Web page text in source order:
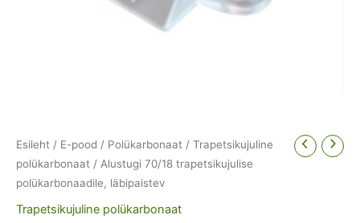
Esileht / E-pood / Polükarbonaat / Trapetsikujuline
polükarbonaat / Alustugi 70/18 trapetsikujulise
polükarbonaadile, läbipaistev
Trapetsikujuline polükarbonaat